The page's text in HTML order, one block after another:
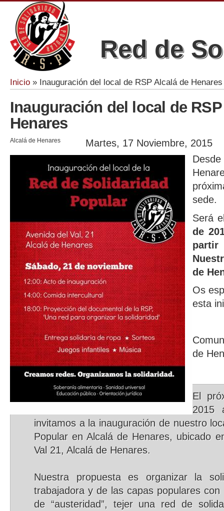
Red de
Se encuentra usted aquí
Inicio » Inauguración del local de RSP Alcalá de Henares
Inauguración del local de
Henares
Alcalá de Henares
Martes, 17 Noviembre, 2015
sede.
Será
de
de
Os
esta
de
El
2015
invitamos a la inauguración de nuestro
Popular en Alcalá de Henares, ubicado
Val 21, Alcalá de Henares.
Nuestra propuesta es organizar la
trabajadora y de las capas populares
de “austeridad”, tejer una red de